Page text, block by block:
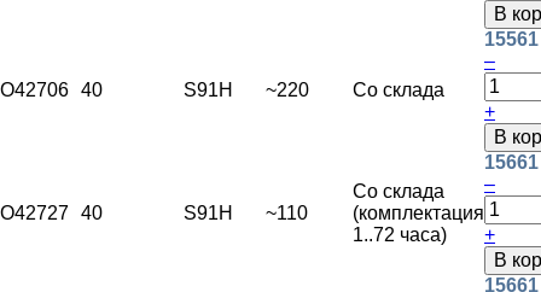
В
O42706 40 S91H ~220 Со склада
–
+
В
O42727 40 S91H ~110
Со склада
(комплектация
1..72 часа)
–
+
В